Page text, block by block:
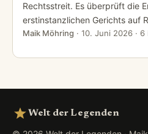
Rechtsstreit. Es überprüft die
erstinstanzlichen Gerichts auf
Maik Möhring · 10. Juni 2026 ·
Welt der Legenden